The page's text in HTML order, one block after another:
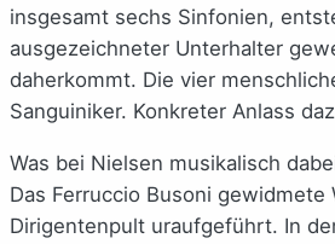
insgesamt sechs Sinfonien,
ausgezeichneter Unterhalter
daherkommt. Die vier
Sanguiniker. Konkreter Anlass
Was bei Nielsen musikalisch
Das Ferruccio Busoni
Dirigentenpult uraufgeführt. In